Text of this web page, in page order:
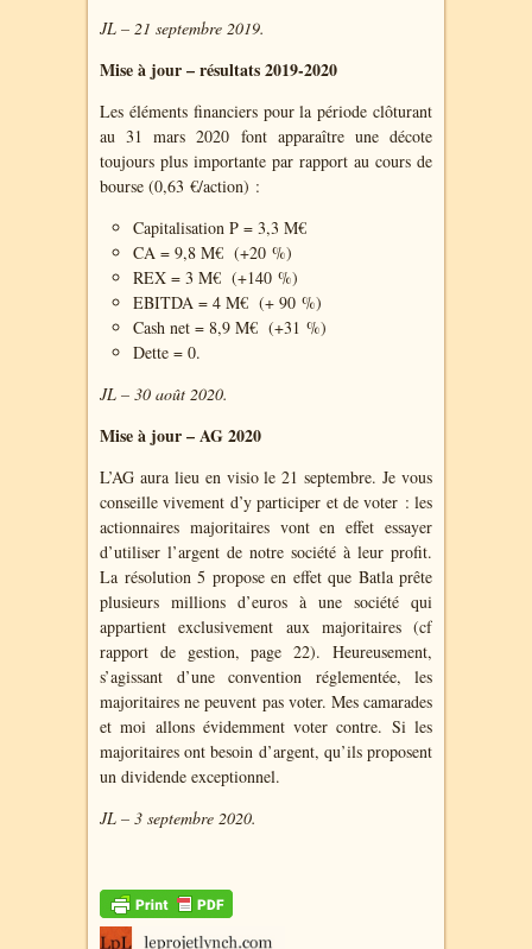
JL – 21 septembre 2019.
Mise à jour – résultats 2019-2020
Les éléments financiers pour la période clôturant
au 31 mars 2020 font apparaître une décote
toujours plus importante par rapport au cours de
bourse (0,63 €/action) :
Capitalisation P = 3,3 M€
CA = 9,8 M€ (+20 %)
REX = 3 M€ (+140 %)
EBITDA = 4 M€ (+ 90 %)
Cash net = 8,9 M€ (+31 %)
Dette = 0.
JL – 30 août 2020.
Mise à jour – AG 2020
L’AG aura lieu en visio le 21 septembre. Je vous
conseille vivement d’y participer et de voter : les
actionnaires majoritaires vont en effet essayer
d’utiliser l’argent de notre société à leur profit.
La résolution 5 propose en effet que Batla prête
plusieurs millions d’euros à une société qui
appartient exclusivement aux majoritaires (cf
rapport de gestion, page 22). Heureusement,
s’agissant d’une convention réglementée, les
majoritaires ne peuvent pas voter. Mes camarades
et moi allons évidemment voter contre. Si les
majoritaires ont besoin d’argent, qu’ils proposent
un dividende exceptionnel.
JL – 3 septembre 2020.